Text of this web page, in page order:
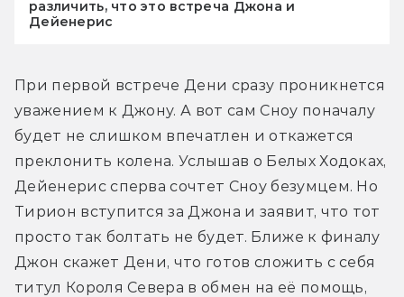
различить, что это встреча Джона и
Дейенерис
При первой встрече Дени сразу проникнется
уважением к Джону. А вот сам Сноу поначалу
будет не слишком впечатлен и откажется
преклонить колена. Услышав о Белых Ходоках,
Дейенерис сперва сочтет Сноу безумцем. Но
Тирион вступится за Джона и заявит, что тот
просто так болтать не будет. Ближе к финалу
Джон скажет Дени, что готов сложить с себя
титул Короля Севера в обмен на её помощь,